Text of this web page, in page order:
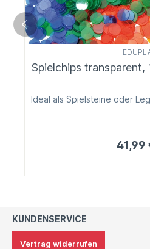
Spielchips transparent,
Ideal als Spielsteine oder
41,99
KUNDENSERVICE
Vertrag widerrufen